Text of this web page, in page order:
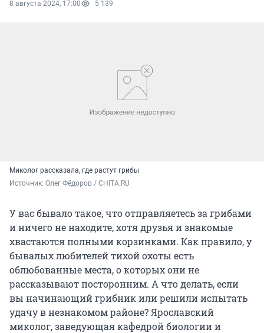
8 августа 2024, 17:00 5 139
Миколог рассказала, где растут грибы
Источник: Олег Фёдоров / CHITA.RU
У вас бывало такое, что отправляетесь за грибами
и ничего не находите, хотя друзья и знакомые
хвастаются полными корзинками. Как правило, у
бывалых любителей тихой охоты есть
облюбованные места, о которых они не
рассказывают посторонним. А что делать, если
вы начинающий грибник или решили испытать
удачу в незнакомом районе? Ярославский
миколог, заведующая кафедрой биологии и